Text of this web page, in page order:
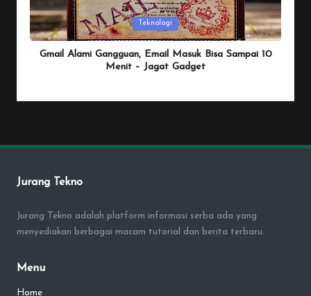
Posted
in
Teknologi
Gmail Alami Gangguan, Email Masuk Bisa Sampai 10
Menit – Jagat Gadget
by
Jurang Tekno
Jurang Tekno adalah platform informasi serba ada yang
menyediakan berbagai macam tutorial dan berita terbaru.
Menu
Home